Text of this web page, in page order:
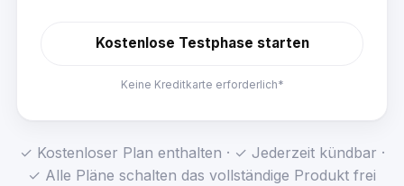
Kostenlose Testphase starten
Keine Kreditkarte erforderlich*
✓ Kostenloser Plan enthalten · ✓ Jederzeit kündbar ·
✓ Alle Pläne schalten das vollständige Produkt frei